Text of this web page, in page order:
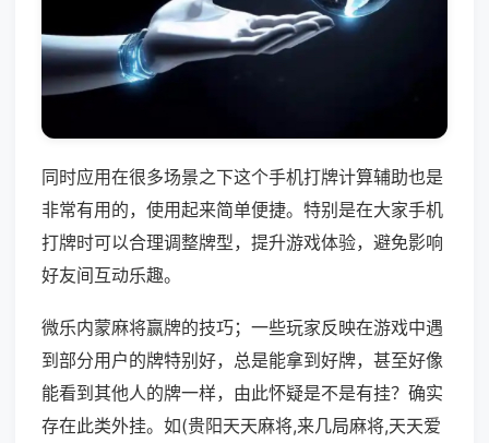
同时应用在很多场景之下这个手机打牌计算辅助也是
非常有用的，使用起来简单便捷。特别是在大家手机
打牌时可以合理调整牌型，提升游戏体验，避免影响
好友间互动乐趣。
微乐内蒙麻将赢牌的技巧；一些玩家反映在游戏中遇
到部分用户的牌特别好，总是能拿到好牌，甚至好像
能看到其他人的牌一样，由此怀疑是不是有挂？确实
存在此类外挂。如(贵阳天天麻将,来几局麻将,天天爱